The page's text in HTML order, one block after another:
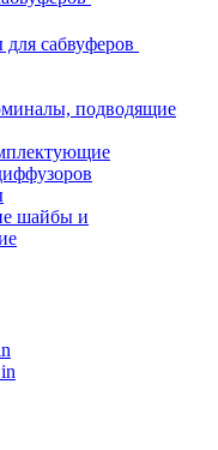
сабвуферов
подводящие
шайбы и